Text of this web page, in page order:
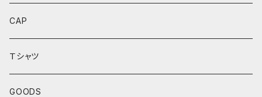
POP CULTURE
BOULEVARD SERIES
ANNIVERSARY SERIES
CAP
Ｔシャツ
GOODS